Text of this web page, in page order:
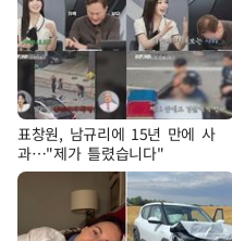
표창원, 남규리에 15년 만에 사
과…"제가 틀렸습니다"